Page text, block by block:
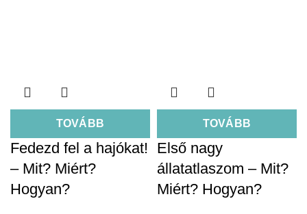
TOVÁBB
Fedezd fel a hajókat!
– Mit? Miért?
Hogyan?
TOVÁBB
Első nagy
állatatlaszom – Mit?
Miért? Hogyan?